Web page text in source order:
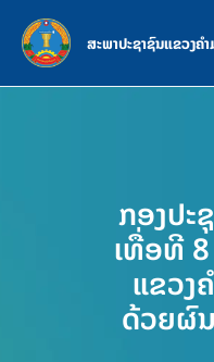
content
ສະພາປະຊາຊົນແຂວງຄ
ກອງປະ
ເທື່ອທີ
ແຂວງ
ດ້ວຍຜົນ